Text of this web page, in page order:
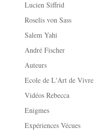
Lucien Siffrid
Roselis von Sass
Salem Yahi
André Fischer
Auteurs
Ecole de L'Art de Vivre
Vidéos Rebecca
Enigmes
Expériences Vécues